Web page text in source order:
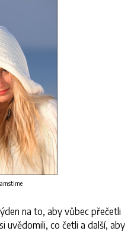
na to, aby vůbec přečetli
uvědomili, co četli a další, aby